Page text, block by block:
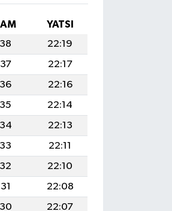
YATSI
22:19
22:17
22:16
22:14
22:13
22:11
22:10
22:08
22:07